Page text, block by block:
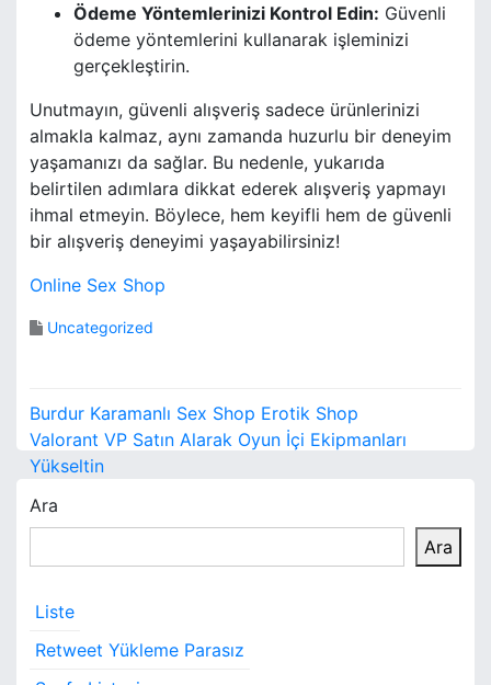
Ödeme Yöntemlerinizi Kontrol Edin: Güvenli
ödeme yöntemlerini kullanarak işleminizi
gerçekleştirin.
Unutmayın, güvenli alışveriş sadece ürünlerinizi
almakla kalmaz, aynı zamanda huzurlu bir deneyim
yaşamanızı da sağlar. Bu nedenle, yukarıda
belirtilen adımlara dikkat ederek alışveriş yapmayı
ihmal etmeyin. Böylece, hem keyifli hem de güvenli
bir alışveriş deneyimi yaşayabilirsiniz!
Online Sex Shop
Uncategorized
Y
a
z
ı
g
e
z
Burdur Karamanlı Sex Shop Erotik Shop
Valorant VP Satın Alarak Oyun İçi Ekipmanları
Yükseltin
Ara
Ara
Liste
Retweet Yükleme Parasız